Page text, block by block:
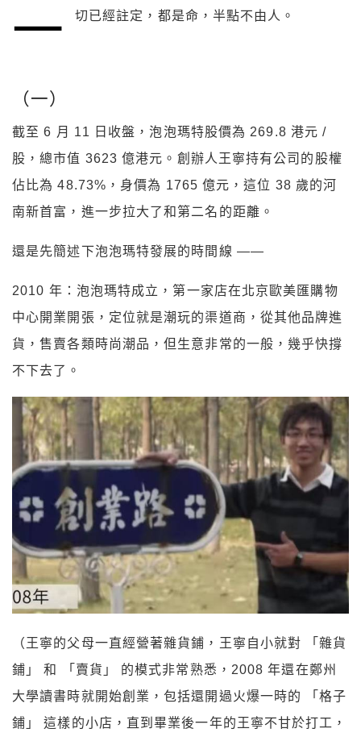
一 切已經註定，都是命，半點不由人。
（一）
截至 6 月 11 日收盤，泡泡瑪特股價為 269.8 港元 /
股，總市值 3623 億港元。創辦人王寧持有公司的股權
佔比為 48.73%，身價為 1765 億元，這位 38 歲的河
南新首富，進一步拉大了和第二名的距離。
還是先簡述下泡泡瑪特發展的時間線 ——
2010 年：泡泡瑪特成立，第一家店在北京歐美匯購物
中心開業開張，定位就是潮玩的渠道商，從其他品牌進
貨，售賣各類時尚潮品，但生意非常的一般，幾乎快撐
不下去了。
（王寧的父母一直經營著雜貨鋪，王寧自小就對 「雜貨
鋪」 和 「賣貨」 的模式非常熟悉，2008 年還在鄭州
大學讀書時就開始創業，包括還開過火爆一時的 「格子
鋪」 這樣的小店，直到畢業後一年的王寧不甘於打工，